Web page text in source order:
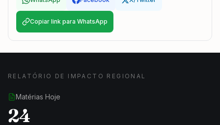
Copiar link para WhatsApp
RELATÓRIO DE IMPACTO REGIONAL
Matérias Hoje
24